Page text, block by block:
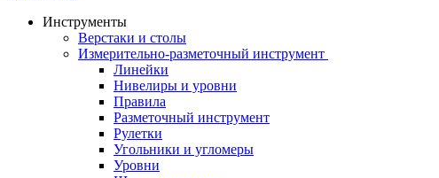
Инструменты
Верстаки и столы
Измерительно-разметочный инструмент
Линейки
Нивелиры и уровни
Правила
Разметочный инструмент
Рулетки
Угольники и угломеры
Уровни